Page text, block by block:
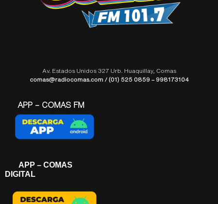
Av. Estados Unidos 327 Urb. Huaquillay, Comas
comas@radiocomas.com / (01) 525 0859 – 998173104
APP – COMAS FM
APP – COMAS
DIGITAL